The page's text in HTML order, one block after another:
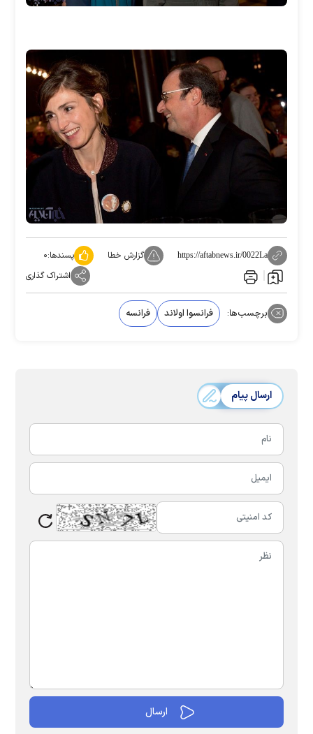
https://aftabnews.ir/0022La گزارش خطا پسندها:۰
اشتراک گذاری
برچسب‌ها: فرانسوا اولاند فرانسه
ارسال پیام